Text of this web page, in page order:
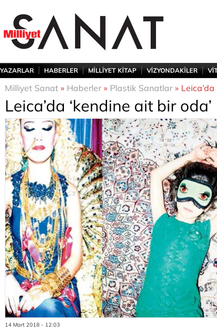
YAZARLAR HABERLER MİLLİYET KİTAP VİZYONDAKİLER
Milliyet Sanat » Haberler» Plastik Sanatlar» Leica’da
Leica’da ‘kendine ait bir oda’
14 Mart 2018 - 12:03